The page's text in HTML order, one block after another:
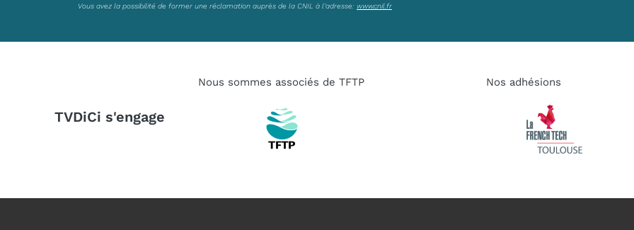
Vous avez la possibilité de former une réclamation auprès de la CNIL à l’adresse: www.cnil.fr
TVDiCi s'engage
Nous sommes associés de TFTP Nos adhésions